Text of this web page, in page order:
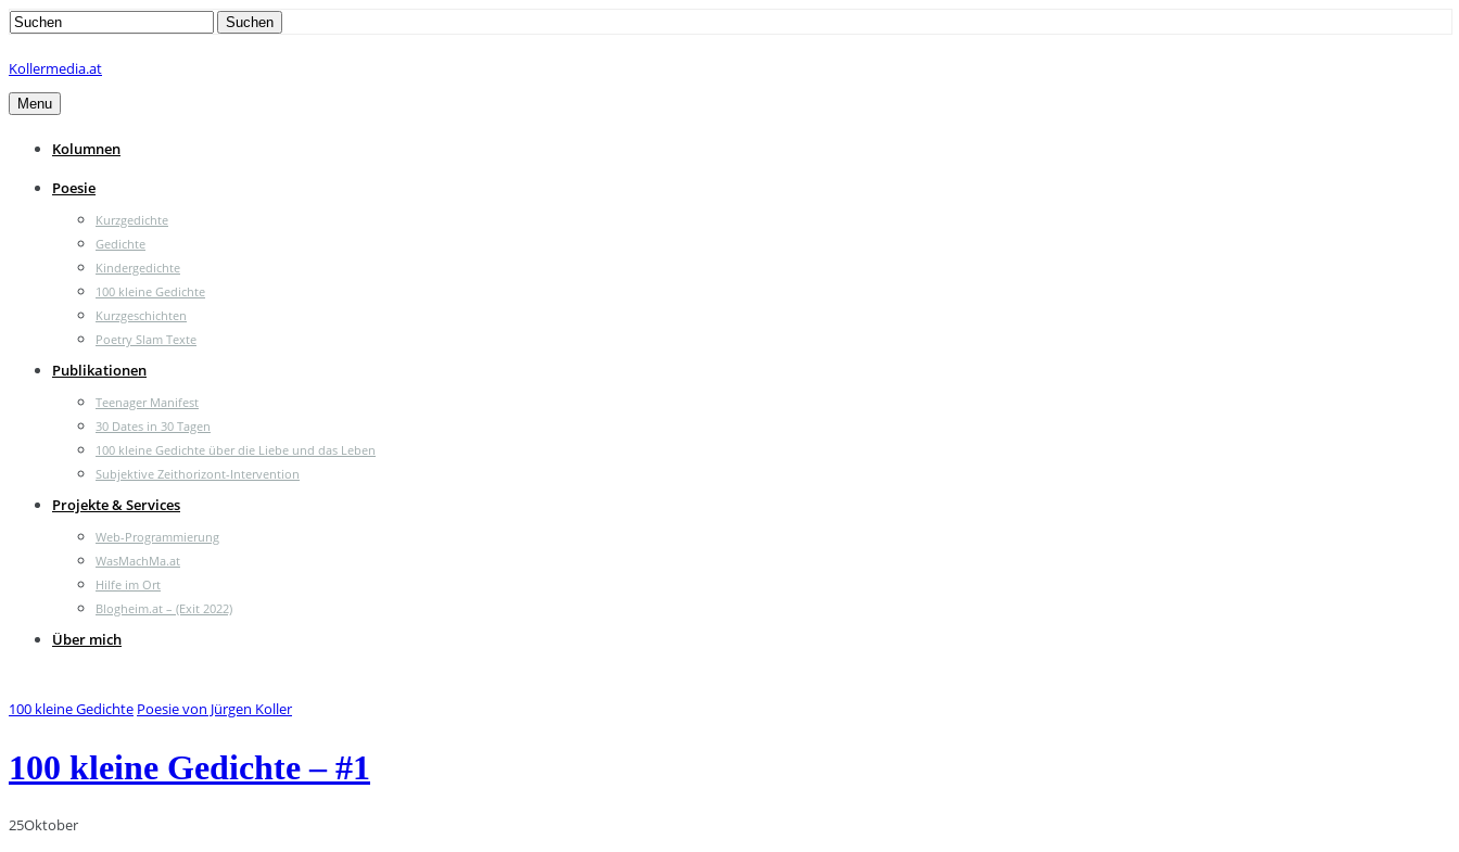
Search
Suchen
Kollermedia.at
Menu
Kolumnen
Poesie
Kurzgedichte
Gedichte
Kindergedichte
100 kleine Gedichte
Kurzgeschichten
Poetry Slam Texte
Publikationen
Teenager Manifest
30 Dates in 30 Tagen
100 kleine Gedichte über die Liebe und das Leben
Subjektive Zeithorizont-Intervention
Projekte & Services
Web-Programmierung
WasMachMa.at
Hilfe im Ort
Blogheim.at – (Exit 2022)
Über mich
100 kleine Gedichte Poesie von Jürgen Koller
100 kleine Gedichte – #1
25Oktober